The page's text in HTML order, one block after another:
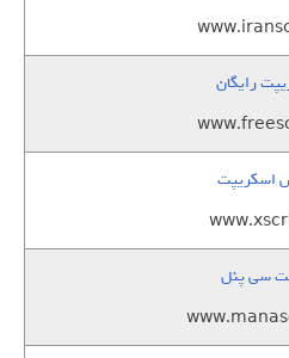
رایگان
اسکریپت
سی پنل